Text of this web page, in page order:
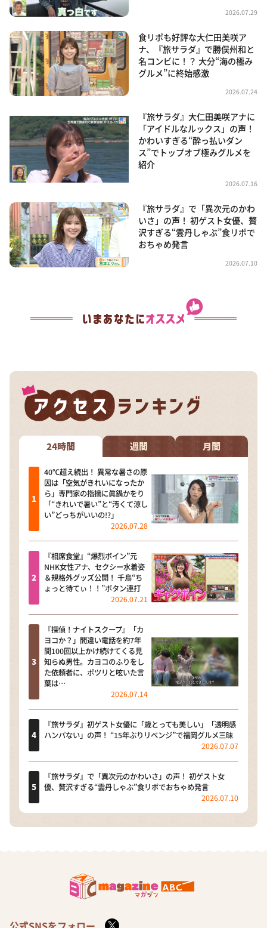
2026.07.29
食リポも好評な大仁田美咲ア
ナ、『旅サラダ』で勝俣州和と
名コンビに！？ 大分“海の極み
グルメ”に終始感激
2026.07.24
『旅サラダ』大仁田美咲アナに
「アイドルなルックス」の声！
かわいすぎる“酔っ払いダン
ス”でトップオブ極みグルメを
紹介
2026.07.16
『旅サラダ』で「異次元のかわ
いさ」の声！ 初ゲスト女優、贅
沢すぎる“雲丹しゃぶ”食リポで
おちゃめ発言
2026.07.10
24時間 週間 月間
40℃超え続出！ 異常な暑さの原
因は「空気がきれいになったか
ら」専門家の指摘に眞鍋かをり
「“きれいで暑い”と“汚くて涼し
い”どっちがいいの!?」
2026.07.28
『相席食堂』“爆烈ボイン”元
NHK女性アナ、セクシー水着姿
＆規格外グッズ公開！ 千鳥“ち
ょっと待てぃ！！”ボタン連打
2026.07.21
『探偵！ナイトスクープ』「カ
ヨコか？」間違い電話を約7年
間100回以上かけ続けてくる見
知らぬ男性。カヨコのふりをし
た依頼者に、ポツリと呟いた言
葉は…
2026.07.14
『旅サラダ』初ゲスト女優に「歳とっても美しい」「透明感
ハンパない」の声！ “15年ぶりリベンジ”で福岡グルメ三昧
2026.07.07
『旅サラダ』で「異次元のかわいさ」の声！ 初ゲスト女
優、贅沢すぎる“雲丹しゃぶ”食リポでおちゃめ発言
2026.07.10